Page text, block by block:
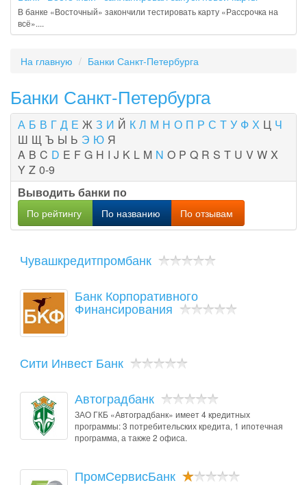
В банке «Восточный» закончили тестировать карту «Рассрочка на
всё»....
На главную Банки Санкт-Петербурга
Банки Санкт-Петербурга
А Б В Г Д Е Ж З И Й К Л М Н О П Р С Т У Ф Х Ц Ч
Ш Щ Ъ Ы Ь Э Ю Я
A B C D E F G H I J K L M N O P Q R S T U V W X
Y Z 0-9
Выводить банки по
По рейтингу По названию По отзывам
Чувашкредитпромбанк
Банк Корпоративного
Финансирования
Сити Инвест Банк
Автоградбанк
ЗАО ГКБ «Автоградбанк» имеет 4 кредитных
программы: 3 потребительских кредита, 1 ипотечная
программа, а также 2 офиса.
ПромСервисБанк